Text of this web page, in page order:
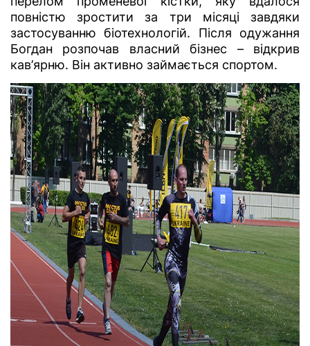
повністю зростити за три місяці завдяки
застосуванню біотехнологій. Після одужання
Богдан розпочав власний бізнес – відкрив
кав’ярню. Він активно займається спортом.